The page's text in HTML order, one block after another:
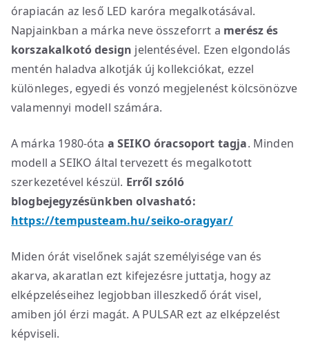
órapiacán az leső LED karóra megalkotásával.
Napjainkban a márka neve összeforrt a merész és
korszakalkotó design jelentésével. Ezen elgondolás
mentén haladva alkotják új kollekciókat, ezzel
különleges, egyedi és vonzó megjelenést kölcsönözve
valamennyi modell számára.
A márka 1980-óta a SEIKO óracsoport tagja. Minden
modell a SEIKO által tervezett és megalkotott
szerkezetével készül. Erről szóló
blogbejegyzésünkben olvasható:
https://tempusteam.hu/seiko-oragyar/
Miden órát viselőnek saját személyisége van és
akarva, akaratlan ezt kifejezésre juttatja, hogy az
elképzeléseihez legjobban illeszkedő órát visel,
amiben jól érzi magát. A PULSAR ezt az elképzelést
képviseli.